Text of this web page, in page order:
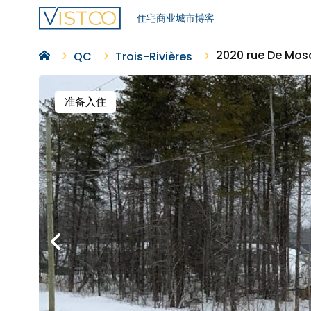
住宅商业城市博客
QC Trois-Rivières 2020 rue De
准备入住